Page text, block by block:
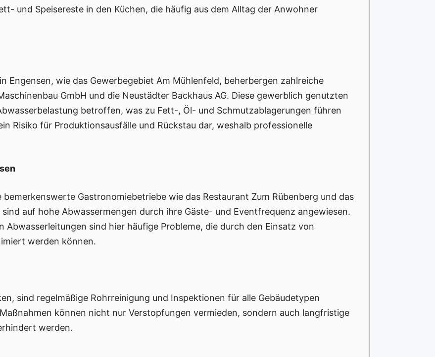
und Speisereste in den Küchen, die häufig aus dem Alltag der Anwohner
Engensen, wie das Gewerbegebiet Am Mühlenfeld, beherbergen zahlreiche
GmbH und die Neustädter Backhaus AG. Diese gewerblich genutzten
betroffen, was zu Fett-, Öl- und Schmutzablagerungen führen
Risiko für Produktionsausfälle und Rückstau dar, weshalb professionelle
Gastronomiebetriebe wie das Restaurant Zum Rübenberg und das
auf hohe Abwassermengen durch ihre Gäste- und Eventfrequenz angewiesen.
Abwasserleitungen sind hier häufige Probleme, die durch den Einsatz von
werden können.
sind regelmäßige Rohrreinigung und Inspektionen für alle Gebäudetypen
können nicht nur Verstopfungen vermieden, sondern auch langfristige
werden.